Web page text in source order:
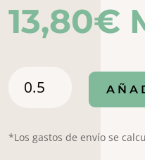
13,80€
Jam
cantidad
*Los gastos de envío se